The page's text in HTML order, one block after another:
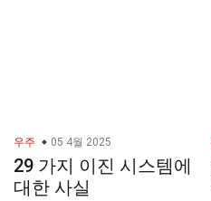
우주 05 4월 2025
29 가지 이진 시스템에
대한 사실